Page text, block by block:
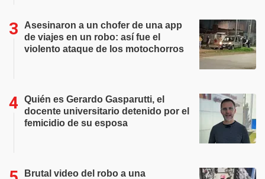
Asesinaron a un chofer de una app
de viajes en un robo: así fue el
violento ataque de los motochorros
Quién es Gerardo Gasparutti, el
docente universitario detenido por el
femicidio de su esposa
Brutal video del robo a una